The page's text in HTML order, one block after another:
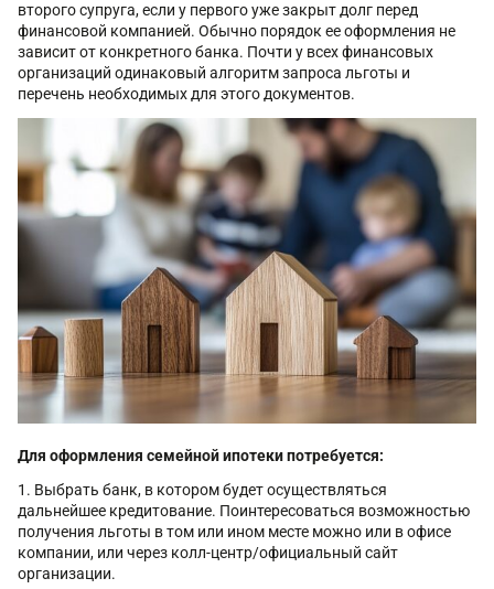
второго супруга, если у первого уже закрыт долг перед
финансовой компанией. Обычно порядок ее оформления не
зависит от конкретного банка. Почти у всех финансовых
организаций одинаковый алгоритм запроса льготы и
перечень необходимых для этого документов.
Для оформления семейной ипотеки потребуется:
Выбрать банк, в котором будет осуществляться
дальнейшее кредитование. Поинтересоваться возможностью
получения льготы в том или ином месте можно или в офисе
компании, или через колл-центр/официальный сайт
организации.